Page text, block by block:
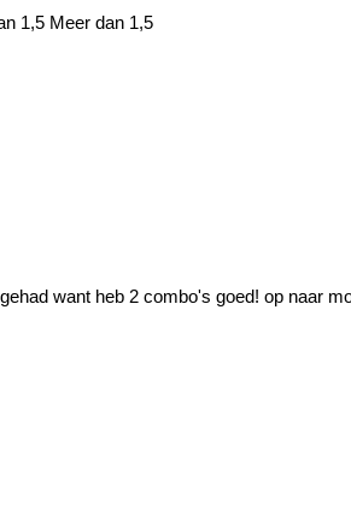
1,5 Meer dan 1,5
want heb 2 combo's goed! op naar